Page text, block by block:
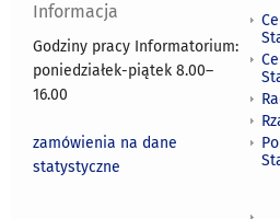
Informacja
Godziny pracy Informatorium:
poniedziałek-piątek 8.00–
16.00
zamówienia na dane
statystyczne